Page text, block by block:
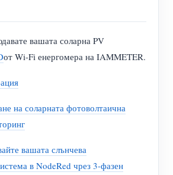
вашата соларна PV
от Wi-Fi енергомера на IAMMETER.
на соларната фотоволтаична
вашата слънчева
в NodeRed чрез 3-фазен